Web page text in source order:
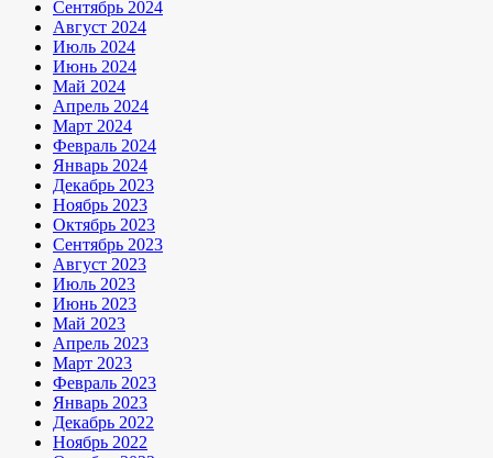
Сентябрь 2024
Август 2024
Июль 2024
Июнь 2024
Май 2024
Апрель 2024
Март 2024
Февраль 2024
Январь 2024
Декабрь 2023
Ноябрь 2023
Октябрь 2023
Сентябрь 2023
Август 2023
Июль 2023
Июнь 2023
Май 2023
Апрель 2023
Март 2023
Февраль 2023
Январь 2023
Декабрь 2022
Ноябрь 2022